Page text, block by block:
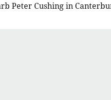
Peter Cushing in